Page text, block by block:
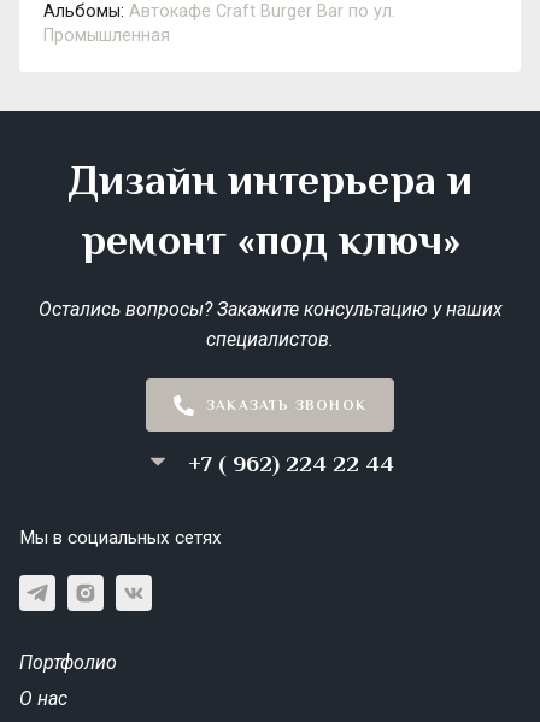
Альбомы: Автокафе Craft Burger Bar по ул.
Промышленная
Дизайн интерьера и
ремонт «под ключ»
Остались вопросы? Закажите консультацию у наших
специалистов.
ЗАКАЗАТЬ ЗВОНОК
+7 ( 962) 224 22 44
Мы в социальных сетях
Портфолио
О нас